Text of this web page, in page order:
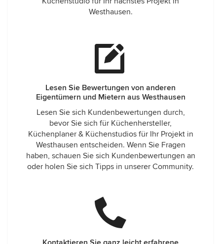
Westhausen.
Lesen Sie Bewertungen von anderen
Eigentümern und Mietern aus Westhausen
Lesen Sie sich Kundenbewertungen durch,
bevor Sie sich für Küchenhersteller,
Küchenplaner & Küchenstudios für Ihr Projekt in
Westhausen entscheiden. Wenn Sie Fragen
haben, schauen Sie sich Kundenbewertungen an
oder holen Sie sich Tipps in unserer Community.